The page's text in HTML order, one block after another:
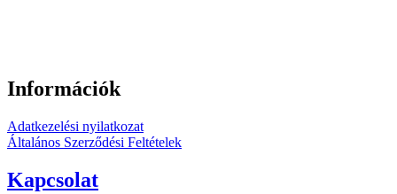
Információk
Adatkezelési nyilatkozat
Általános Szerződési Feltételek
Kapcsolat